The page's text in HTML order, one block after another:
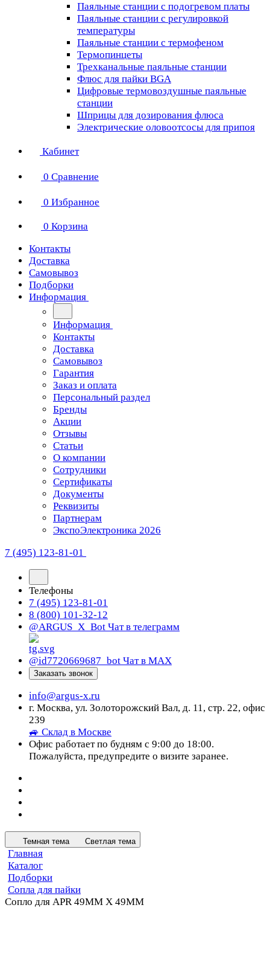
Паяльные станции с подогревом платы
Паяльные станции с регулировкой
температуры
Паяльные станции с термофеном
Термопинцеты
Трехканальные паяльные станции
Флюс для пайки BGA
Цифровые термовоздушные паяльные
станции
Шприцы для дозирования флюса
Электрические оловоотсосы для припоя
Кабинет
0 Сравнение
0 Избранное
0 Корзина
Контакты
Доставка
Самовывоз
Подборки
Информация
Информация
Контакты
Доставка
Самовывоз
Гарантия
Заказ и оплата
Персональный раздел
Бренды
Акции
Отзывы
Статьи
О компании
Сотрудники
Сертификаты
Документы
Реквизиты
Партнерам
ЭкспоЭлектроника 2026
7 (495) 123-81-01
Телефоны
7 (495) 123-81-01
8 (800) 101-32-12
@ARGUS_X_Bot Чат в телеграмм
@id7720669687_bot Чат в МАХ
Заказать звонок
info@argus-x.ru
г. Москва, ул. Золоторожский Вал, д. 11, стр. 22, офис
239
🚙 Склад в Москве
Офис работает по будням с 9:00 до 18:00.
Пожалуйста, предупредите о визите заранее.
Темная тема Светлая тема
Главная
Каталог
Подборки
Сопла для пайки
Сопло для APR 49MM X 49MM